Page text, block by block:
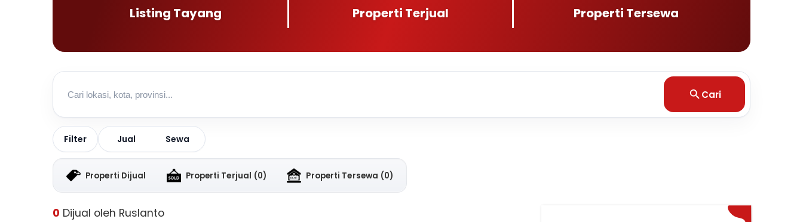
Listing Tayang Properti Terjual Properti Tersewa
Cari
Filter Jual Sewa
Properti Dijual Properti Terjual (0) Properti Tersewa (0)
0 Dijual oleh Ruslanto